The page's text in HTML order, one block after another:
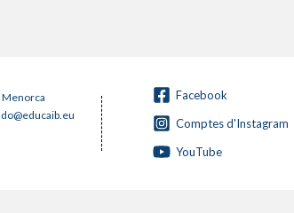
Menorca
Facebook
Comptes d'Instagram
YouTube